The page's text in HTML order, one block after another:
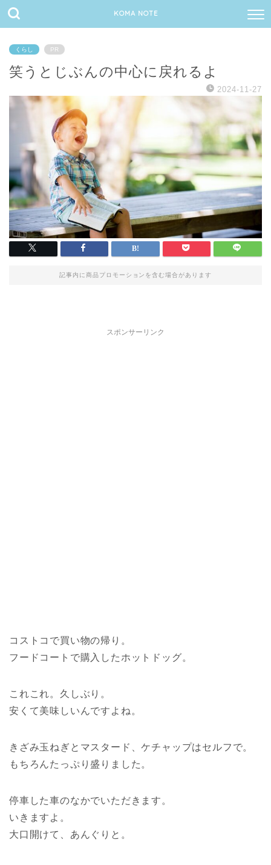
KOMA NOTE
くらし PR
笑うとじぶんの中心に戻れるよ
2024-11-27
記事内に商品プロモーションを含む場合があります
スポンサーリンク
コストコで買い物の帰り。
フードコートで購入したホットドッグ。
これこれ。久しぶり。
安くて美味しいんですよね。
きざみ玉ねぎとマスタード、ケチャップはセルフで。
もちろんたっぷり盛りました。
停車した車のなかでいただきます。
いきますよ。
大口開けて、あんぐりと。